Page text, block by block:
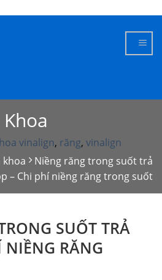
vinalign, răng, vinalign
khoa
Niềng răng trong suốt trả
– Chi phí niềng răng trong suốt
SUỐT TRẢ
NIỀNG RĂNG